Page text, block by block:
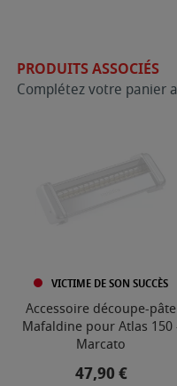
PRODUITS ASSOCIÉS
Complétez votre panier
VICTIME DE SON SUCCÈS
Accessoire découpe-pâte
Mafaldine pour Atlas 150
Marcato
Prix
47,90 €